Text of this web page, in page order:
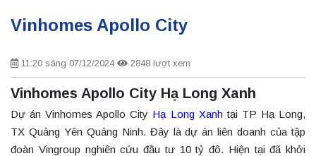
Vinhomes Apollo City
11:20 sáng 07/12/2024 2848 lượt xem
Vinhomes Apollo City Hạ Long Xanh
Dự án Vinhomes Apollo City Hạ Long Xanhtại TP Hạ Long,
TX Quảng Yên Quảng Ninh. Đây là dự án liên doanh của tập
đoàn Vingroup nghiên cứu đầu tư 10 tỷ đô. Hiện tại đã khởi